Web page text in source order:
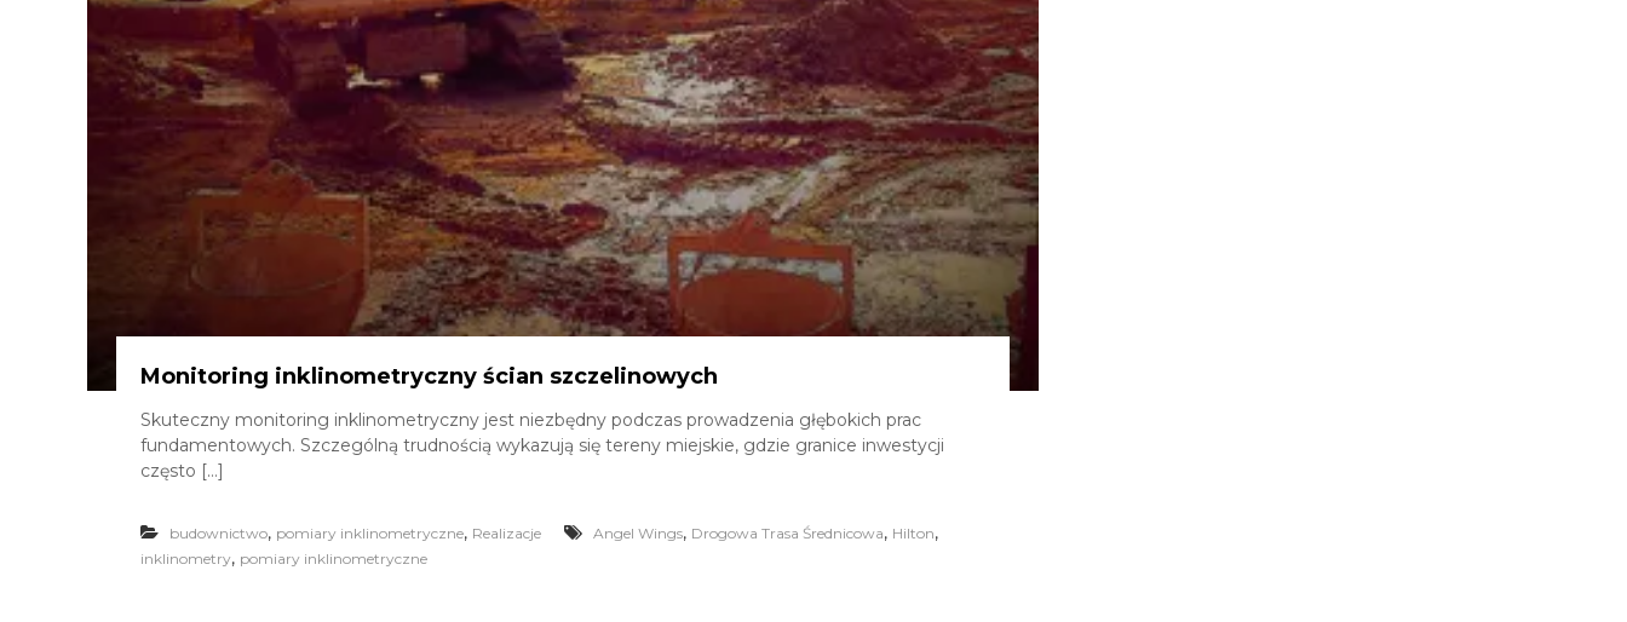
Monitoring inklinometryczny ścian szczelinowych
Skuteczny monitoring inklinometryczny jest niezbędny podczas prowadzenia głębokich prac
fundamentowych. Szczególną trudnością wykazują się tereny miejskie, gdzie granice inwestycji
często […]
budownictwo, pomiary inklinometryczne, Realizacje Angel Wings, Drogowa Trasa Średnicowa, Hilton,
inklinometry, pomiary inklinometryczne